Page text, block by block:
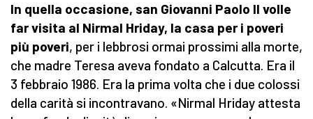
In quella occasione, san Giovanni Paolo II volle
far visita al Nirmal Hriday, la casa per i poveri
più poveri, per i lebbrosi ormai prossimi alla morte,
che madre Teresa aveva fondato a Calcutta. Era il
3 febbraio 1986. Era la prima volta che i due colossi
della carità si incontravano. «Nirmal Hriday attesta